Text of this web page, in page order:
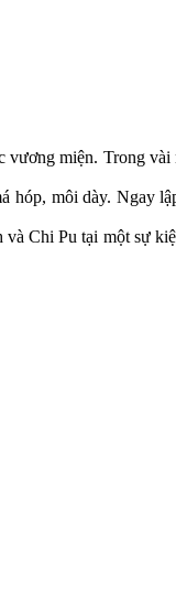
miện. Trong
môi dày. Ngay
Chi Pu tại một sự